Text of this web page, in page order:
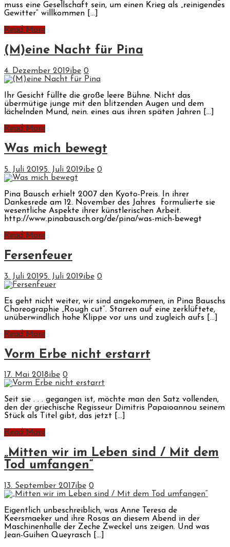
muss eine Gesellschaft sein, um einen Krieg als „reinigendes
Gewitter“ willkommen […]
Read More
(M)eine Nacht für Pina
4. Dezember 2019ibe 0
Ihr Gesicht füllte die große leere Bühne. Nicht das
übermütige junge mit den blitzenden Augen und dem
lächelnden Mund, nein. eines aus ihren späten Jahren […]
Read More
Was mich bewegt
5. Juli 20195. Juli 2019ibe 0
Pina Bausch erhielt 2007 den Kyoto-Preis. In ihrer
Dankesrede am 12. November des Jahres formulierte sie
wesentliche Aspekte ihrer künstlerischen Arbeit.
http://www.pinabausch.org/de/pina/was-mich-bewegt
Read More
Fersenfeuer
3. Juli 20195. Juli 2019ibe 0
Es geht nicht weiter, wir sind angekommen, in Pina Bauschs
Choreographie „Rough cut“. Starren auf eine zerklüftete,
unüberwindlich hohe Klippe vor uns und zugleich aufs […]
Read More
Vorm Erbe nicht erstarrt
17. Mai 2018ibe 0
Seit sie . . . gegangen ist, möchte man den Satz vollenden,
den der griechische Regisseur Dimitris Papaioannou seinem
Stück als Titel gibt, das jetzt […]
Read More
„Mitten wir im Leben sind / Mit dem
Tod umfangen“
13. September 2017ibe 0
Eigentlich unbeschreiblich, was Anne Teresa de
Keersmaeker und ihre Rosas an diesem Abend in der
Maschinenhalle der Zeche Zweckel uns zeigen. Und was
Jean-Guihen Queyrasch […]